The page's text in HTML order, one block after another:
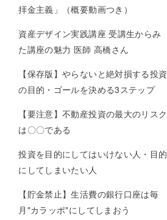
拝金主義」（概要動画つき）
資産デザイン実践講座 受講生からみ
た講座の魅力 医師 高橋さん
【保存版】やらないと絶対損する投資
の目的・ゴールを決める3ステップ
【要注意】不動産投資の最大のリスク
は〇〇である
投資を目的にしてはいけない人・目的
にしてしまいたい人
【貯金禁止】生活費の銀行口座は毎
月"カラッポ"にしてしまおう